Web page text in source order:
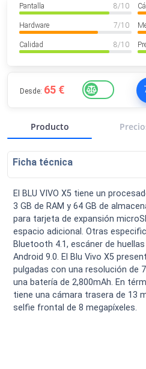
Luchinen
Uruguay
Hola me gustaría saber Si el
VER
Pantalla 8/ 10
Hardware 7/ 10
Calidad 8/ 10
Desde: 65 €
Producto
Ficha técnica
El BLU VIVO X5 tiene un
3 GB de RAM y 64 GB de
para tarjeta de expansión
espacio adicional. Otras
Bluetooth 4.1, escáner de
Android 9.0. El Blu Vivo X5
pulgadas con una resolución de
una batería de 2,800mAh. En
tiene una cámara trasera de 13
selfie frontal de 8 megapíxeles.
Descargas
Operadores